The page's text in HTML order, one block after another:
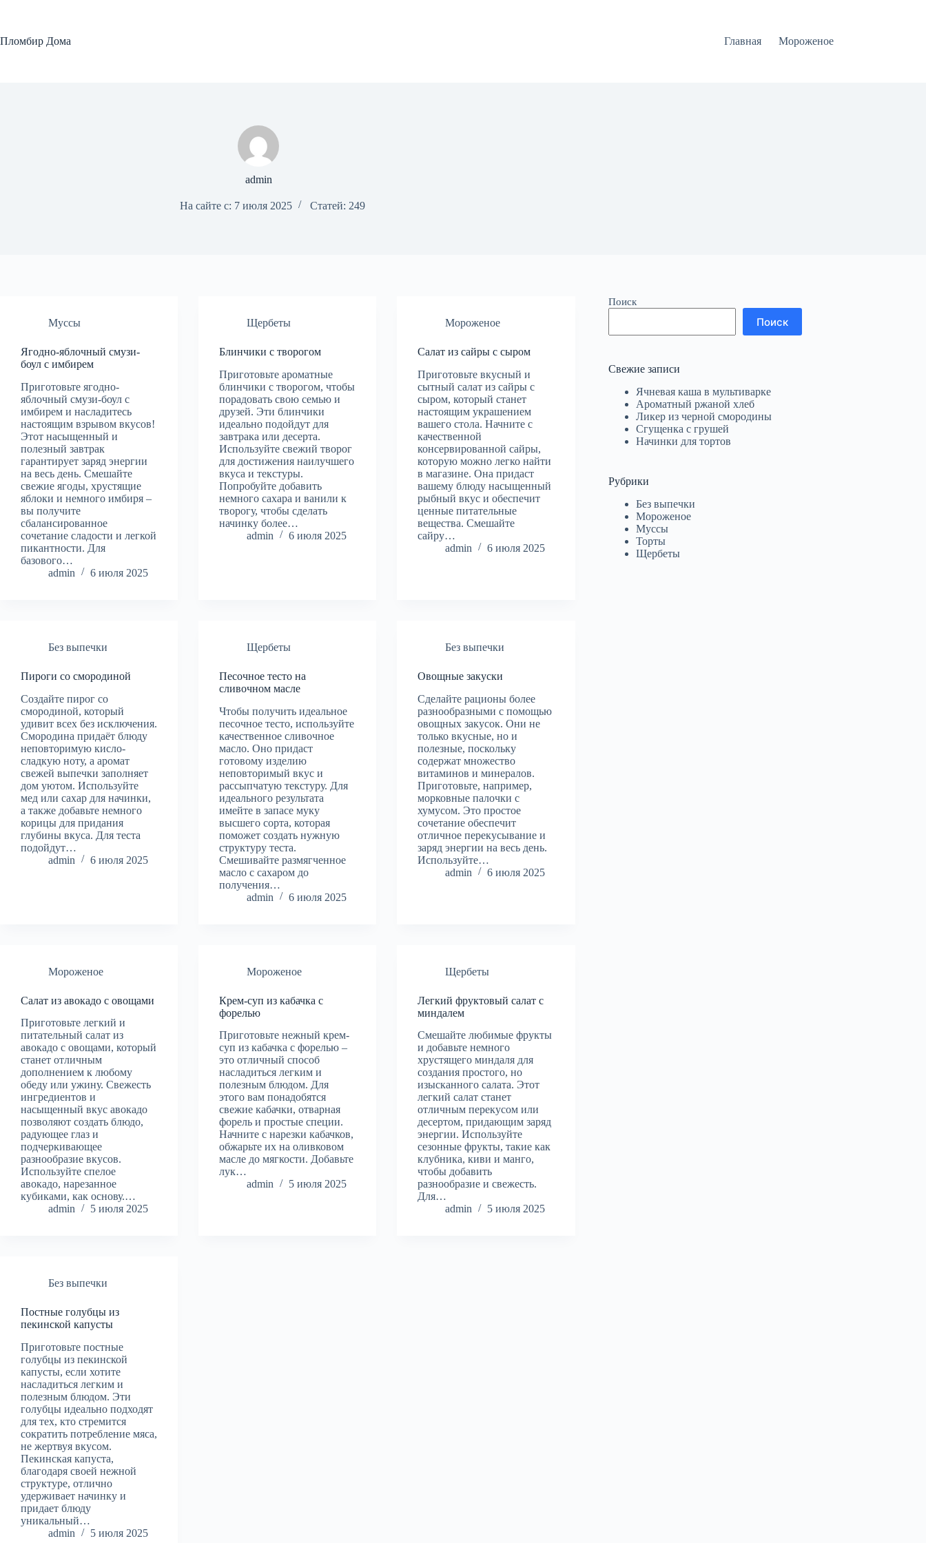
Пломбир Дома
Главная Мороженое
admin
На сайте с: 7 июля 2025 Статей: 249
Муссы
Ягодно-яблочный смузи-
боул с имбирем
Приготовьте ягодно-
яблочный смузи-боул с
имбирем и насладитесь
настоящим взрывом вкусов!
Этот насыщенный и
полезный завтрак
гарантирует заряд энергии
на весь день. Смешайте
свежие ягоды, хрустящие
яблоки и немного имбиря –
вы получите
сбалансированное
сочетание сладости и легкой
пикантности. Для
базового…
admin
6 июля 2025
Щербеты
Блинчики с творогом
Приготовьте ароматные
блинчики с творогом, чтобы
порадовать свою семью и
друзей. Эти блинчики
идеально подойдут для
завтрака или десерта.
Используйте свежий творог
для достижения наилучшего
вкуса и текстуры.
Попробуйте добавить
немного сахара и ванили к
творогу, чтобы сделать
начинку более…
admin
6 июля 2025
Мороженое
Салат из сайры с сыром
Приготовьте вкусный и
сытный салат из сайры с
сыром, который станет
настоящим украшением
вашего стола. Начните с
качественной
консервированной сайры,
которую можно легко найти
в магазине. Она придаст
вашему блюду насыщенный
рыбный вкус и обеспечит
ценные питательные
вещества. Смешайте
сайру…
admin
6 июля 2025
Без выпечки
Пироги со смородиной
Создайте пирог со
смородиной, который
удивит всех без исключения.
Смородина придаёт блюду
неповторимую кисло-
сладкую ноту, а аромат
свежей выпечки заполняет
дом уютом. Используйте
мед или сахар для начинки,
а также добавьте немного
корицы для придания
глубины вкуса. Для теста
подойдут…
admin
6 июля 2025
Щербеты
Песочное тесто на
сливочном масле
Чтобы получить идеальное
песочное тесто, используйте
качественное сливочное
масло. Оно придаст
готовому изделию
неповторимый вкус и
рассыпчатую текстуру. Для
идеального результата
имейте в запасе муку
высшего сорта, которая
поможет создать нужную
структуру теста.
Смешивайте размягченное
масло с сахаром до
получения…
admin
6 июля 2025
Без выпечки
Овощные закуски
Сделайте рационы более
разнообразными с помощью
овощных закусок. Они не
только вкусные, но и
полезные, поскольку
содержат множество
витаминов и минералов.
Приготовьте, например,
морковные палочки с
хумусом. Это простое
сочетание обеспечит
отличное перекусывание и
заряд энергии на весь день.
Используйте…
admin
6 июля 2025
Мороженое
Салат из авокадо с овощами
Приготовьте легкий и
питательный салат из
авокадо с овощами, который
станет отличным
дополнением к любому
обеду или ужину. Свежесть
ингредиентов и
насыщенный вкус авокадо
позволяют создать блюдо,
радующее глаз и
подчеркивающее
разнообразие вкусов.
Используйте спелое
авокадо, нарезанное
кубиками, как основу.…
admin
5 июля 2025
Мороженое
Крем-суп из кабачка с
форелью
Приготовьте нежный крем-
суп из кабачка с форелью –
это отличный способ
насладиться легким и
полезным блюдом. Для
этого вам понадобятся
свежие кабачки, отварная
форель и простые специи.
Начните с нарезки кабачков,
обжарьте их на оливковом
масле до мягкости. Добавьте
лук…
admin
5 июля 2025
Щербеты
Легкий фруктовый салат с
миндалем
Смешайте любимые фрукты
и добавьте немного
хрустящего миндаля для
создания простого, но
изысканного салата. Этот
легкий салат станет
отличным перекусом или
десертом, придающим заряд
энергии. Используйте
сезонные фрукты, такие как
клубника, киви и манго,
чтобы добавить
разнообразие и свежесть.
Для…
admin
5 июля 2025
Без выпечки
Постные голубцы из
пекинской капусты
Приготовьте постные
голубцы из пекинской
капусты, если хотите
насладиться легким и
полезным блюдом. Эти
голубцы идеально подходят
для тех, кто стремится
сократить потребление мяса,
не жертвуя вкусом.
Пекинская капуста,
благодаря своей нежной
структуре, отлично
удерживает начинку и
придает блюду
уникальный…
admin
5 июля 2025
Поиск
Поиск
Свежие записи
Ячневая каша в мультиварке
Ароматный ржаной хлеб
Ликер из черной смородины
Сгущенка с грушей
Начинки для тортов
Рубрики
Без выпечки
Мороженое
Муссы
Торты
Щербеты